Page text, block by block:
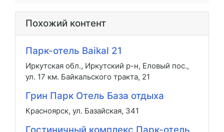
Похожий контент
Парк-отель Baikal 21
Иркутская обл., Иркутский р-н, Еловый пос.,
ул. 17 км. Байкальского тракта, 21
Грин Парк Отель База отдыха
Красноярск, ул. Базайская, 341